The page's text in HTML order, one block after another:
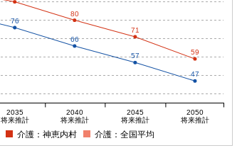
76
66
57
47
80
71
59
2035
将来推計
2040
将来推計
2045
将来推計
2050
将来推計
介護：神恵内村 介護：全国平均